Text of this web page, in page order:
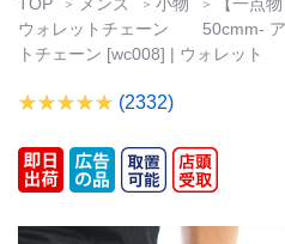
ウォレットチェーン 50cmm- ア
トチェーン [wc008] | ウォレット
(2332)